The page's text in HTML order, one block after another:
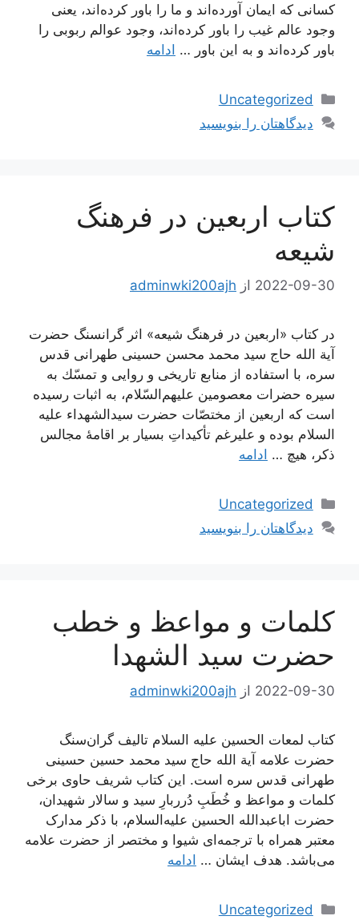
كسانی كه ایمان آورده‌اند و ما را باور كرده‌اند، یعنی
وجود عالم غیب را باور كرده‌اند، وجود عوالم ربوبی را
باور كرده‌اند و به این باور … ادامه
دسته‌ها
Uncategorized
دیدگاهتان را بنویسید
کتاب اربعین در فرهنگ
شیعه
2022-09-30 از adminwki200ajh
در کتاب «اربعین در فرهنگ شیعه» اثر گرانسنگ حضرت
آیة الله حاج سید محمد محسن حسینی طهرانی قدس
سره، با استفاده از منابع تاريخى و روايى و تمسّك به
سيره حضرات معصومين عليهم‌‏السّلام، به اثبات رسیده
است که اربعین از مختصّات حضرت سیدالشهداء علیه
السلام بوده و علیرغم تأکیداتِ بسیار بر اقامۀ مجالس
ذکر، هیچ … ادامه
دسته‌ها
Uncategorized
دیدگاهتان را بنویسید
کلمات و مواعظ و خطب
حضرت سید الشهدا
2022-09-30 از adminwki200ajh
کتاب لمعات الحسین علیه السلام تالیف گران‌سنگ
حضرت علامه آیة الله حاج سید محمد حسین حسینی
طهرانی قدس سره است. این کتاب شریف حاوی برخی
کلمات و مواعظ و خُطَبِ دُرربارِ سید و سالار شهیدان،
حضرت اباعبدالله الحسین علیه‌السلام، با ذکر مدارک
معتبر همراه با ترجمه‌ای شیوا و مختصر از حضرت علامه
می‌باشد. هدف ایشان … ادامه
دسته‌ها
Uncategorized